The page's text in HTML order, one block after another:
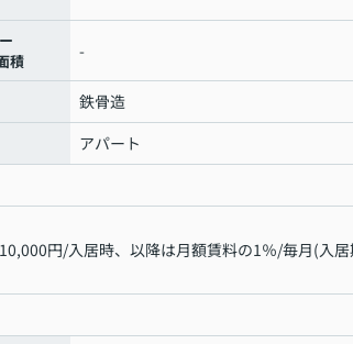
積
-
鉄骨造
アパート
円/入居時、以降は月額賃料の1％/毎月(入